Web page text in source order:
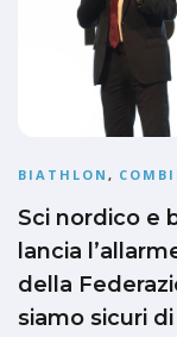
BIATHLON ,
Sci nordico e
lancia
della
siamo sicuri